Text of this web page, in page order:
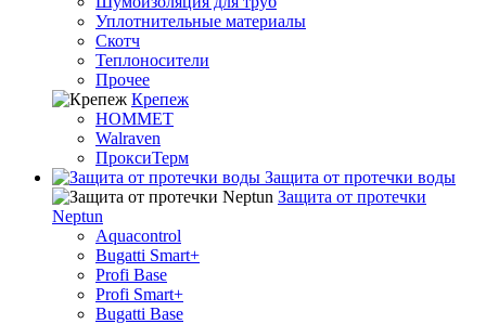
Уплотнительные материалы
Скотч
Теплоносители
Прочее
Крепеж
HOMMET
Walraven
ПроксиТерм
Защита от протечки воды
Защита от протечки
Neptun
Aquacontrol
Bugatti Smart+
Profi Base
Profi Smart+
Bugatti Base